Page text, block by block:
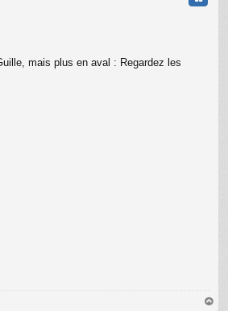
mais plus en aval : Regardez les